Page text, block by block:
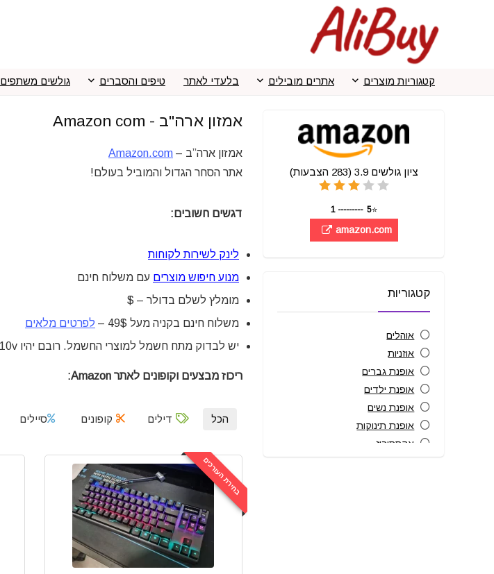
קטגוריות מוצרים אתרים מובילים בלעדי לאתר טיפים והסברים גולשים משתפים
אמזון ארה"ב - Amazon com
אמזון ארה”ב – Amazon.com
אתר הסחר הגדול והמוביל בעולם!
דגשים חשובים:
לינק לשירות לקוחות
מנוע חיפוש מוצרים עם משלוח חינם
מומלץ לשלם בדולר – $
משלוח חינם בקניה מעל 49$ –
לפרטים מלאים
יש לבדוק מתח חשמל למוצרי החשמל. רובם יהיו 110v
ריכוז מבצעים וקופונים לאתר Amazon:
ציון גולשים3.9
(
283 הצבעות)
⭐
5 --------- 1
amazon.com
קטגוריות
אוהלים
אוזניות
אופנת גברים
אופנת ילדים
אופנת נשים
אופנת תינוקות
אקססוריז
הכל דילים קופונים סיילים
בחירת העורכים